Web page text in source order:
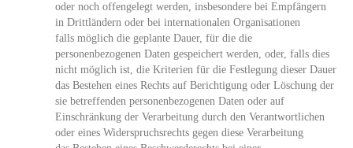
oder noch offengelegt werden, insbesondere bei Empfängern
in Drittländern oder bei internationalen Organisationen
falls möglich die geplante Dauer, für die die
personenbezogenen Daten gespeichert werden, oder, falls dies
nicht möglich ist, die Kriterien für die Festlegung dieser Dauer
das Bestehen eines Rechts auf Berichtigung oder Löschung der
sie betreffenden personenbezogenen Daten oder auf
Einschränkung der Verarbeitung durch den Verantwortlichen
oder eines Widerspruchsrechts gegen diese Verarbeitung